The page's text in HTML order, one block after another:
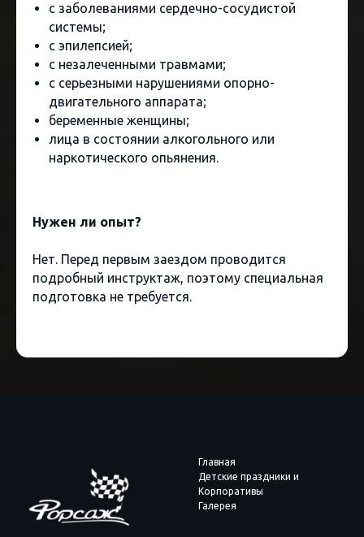
с заболеваниями сердечно-сосудистой
системы;
с эпилепсией;
с незалеченными травмами;
с серьезными нарушениями опорно-
двигательного аппарата;
беременные женщины;
лица в состоянии алкогольного или
наркотического опьянения.
Нужен ли опыт?
Нет. Перед первым заездом проводится
подробный инструктаж, поэтому специальная
подготовка не требуется.
Главная
Детские праздники и
Корпоративы
Галерея